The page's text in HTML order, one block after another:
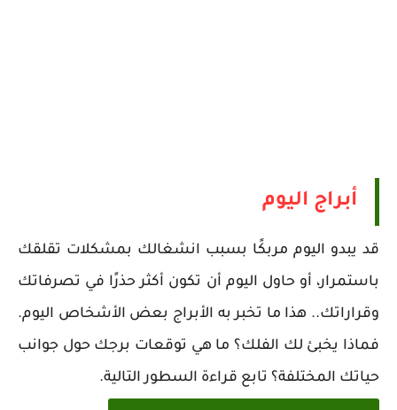
أبراج اليوم
قد يبدو اليوم مربكًا بسبب انشغالك بمشكلات تقلقك
باستمرار، أو حاول اليوم أن تكون أكثر حذرًا في تصرفاتك
وقراراتك.. هذا ما تخبر به الأبراج بعض الأشخاص اليوم.
فماذا يخبئ لك الفلك؟ ما هي توقعات برجك حول جوانب
حياتك المختلفة؟ تابع قراءة السطور التالية.